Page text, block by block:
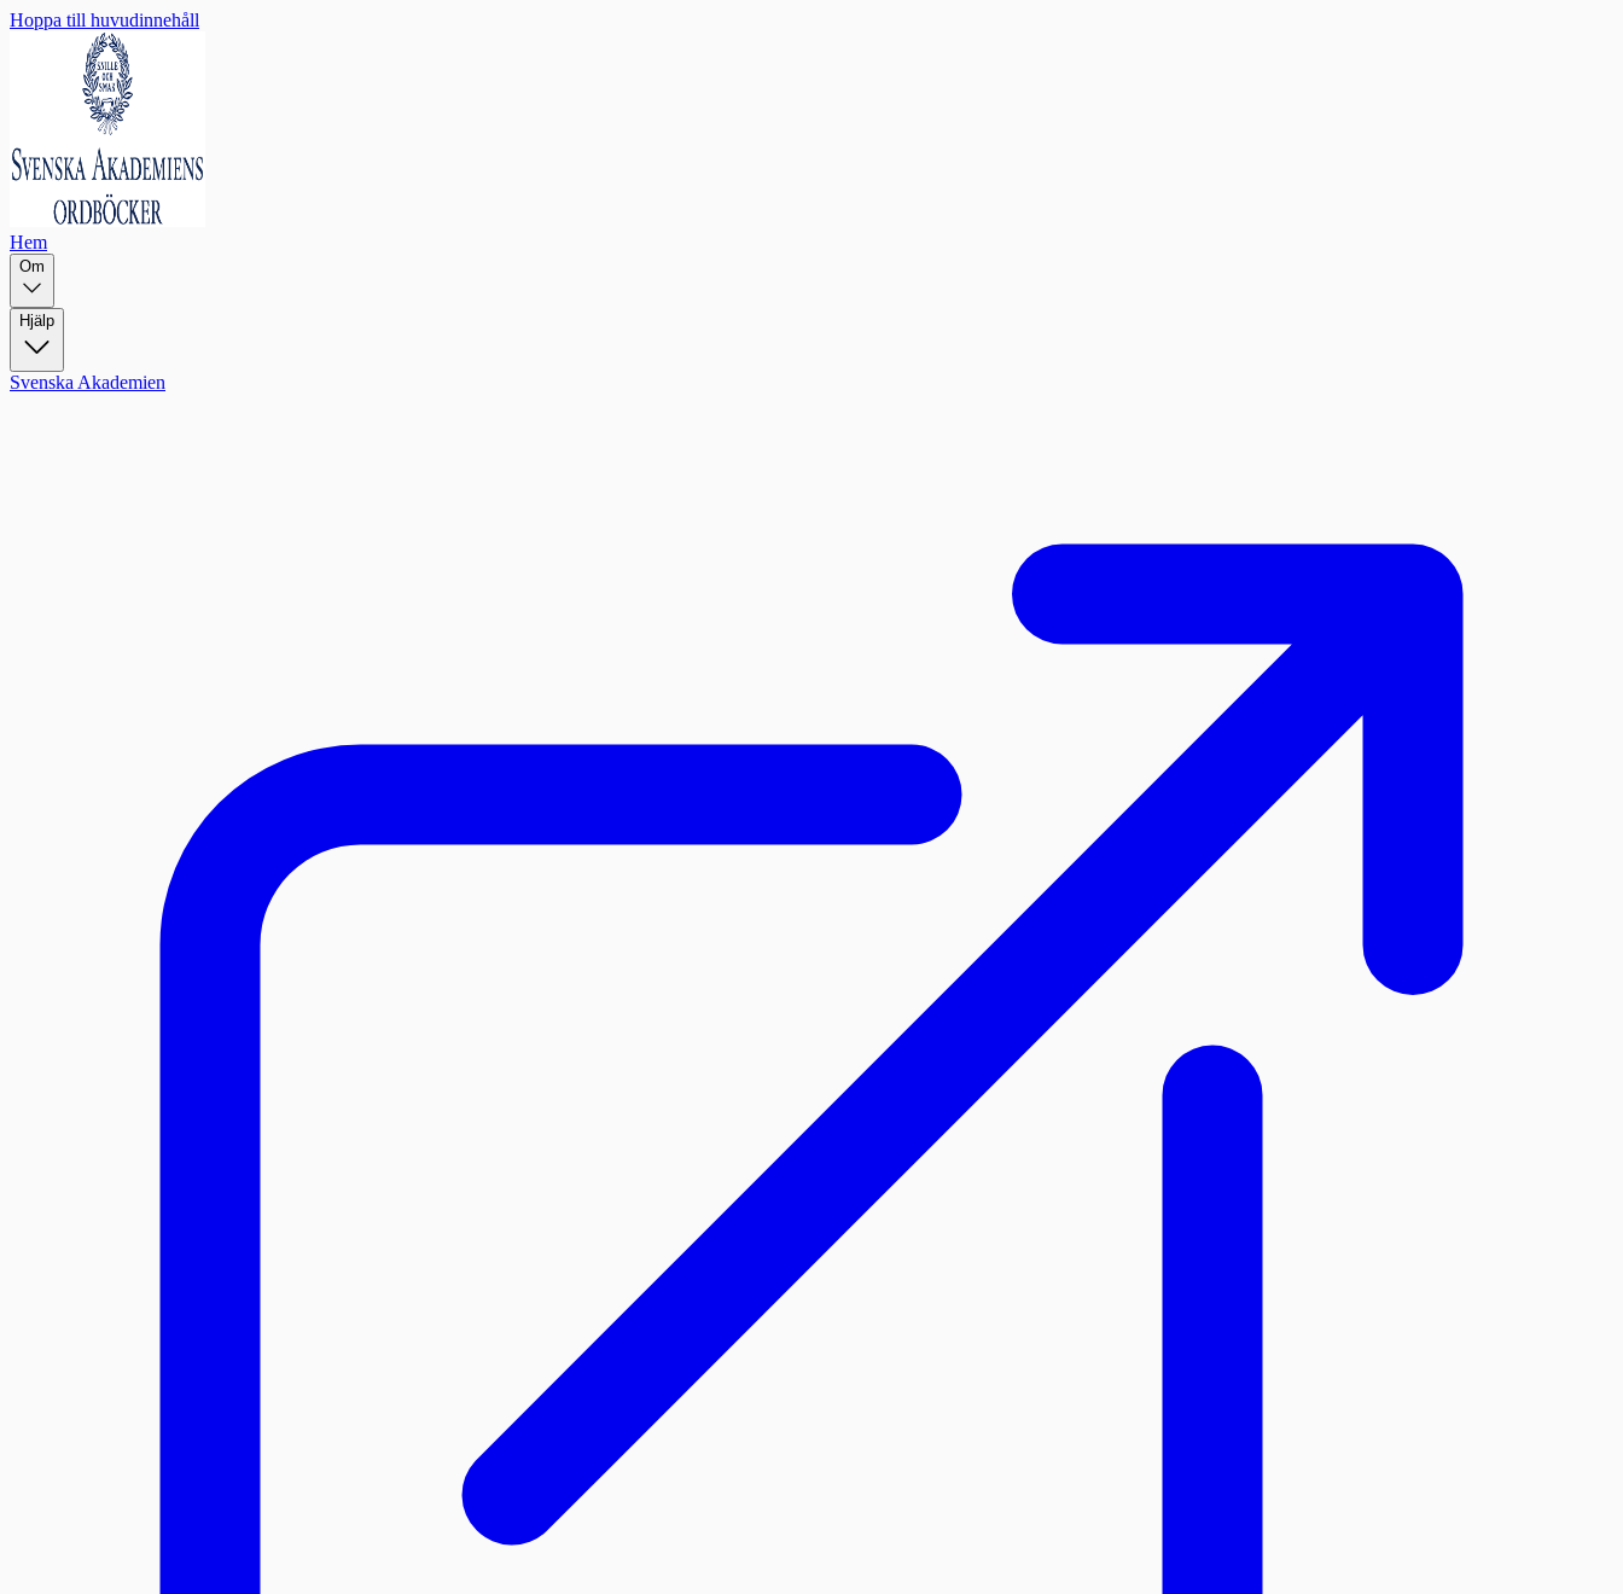
Hoppa till huvudinnehåll
Hem
Om
Hjälp
Svenska Akademien